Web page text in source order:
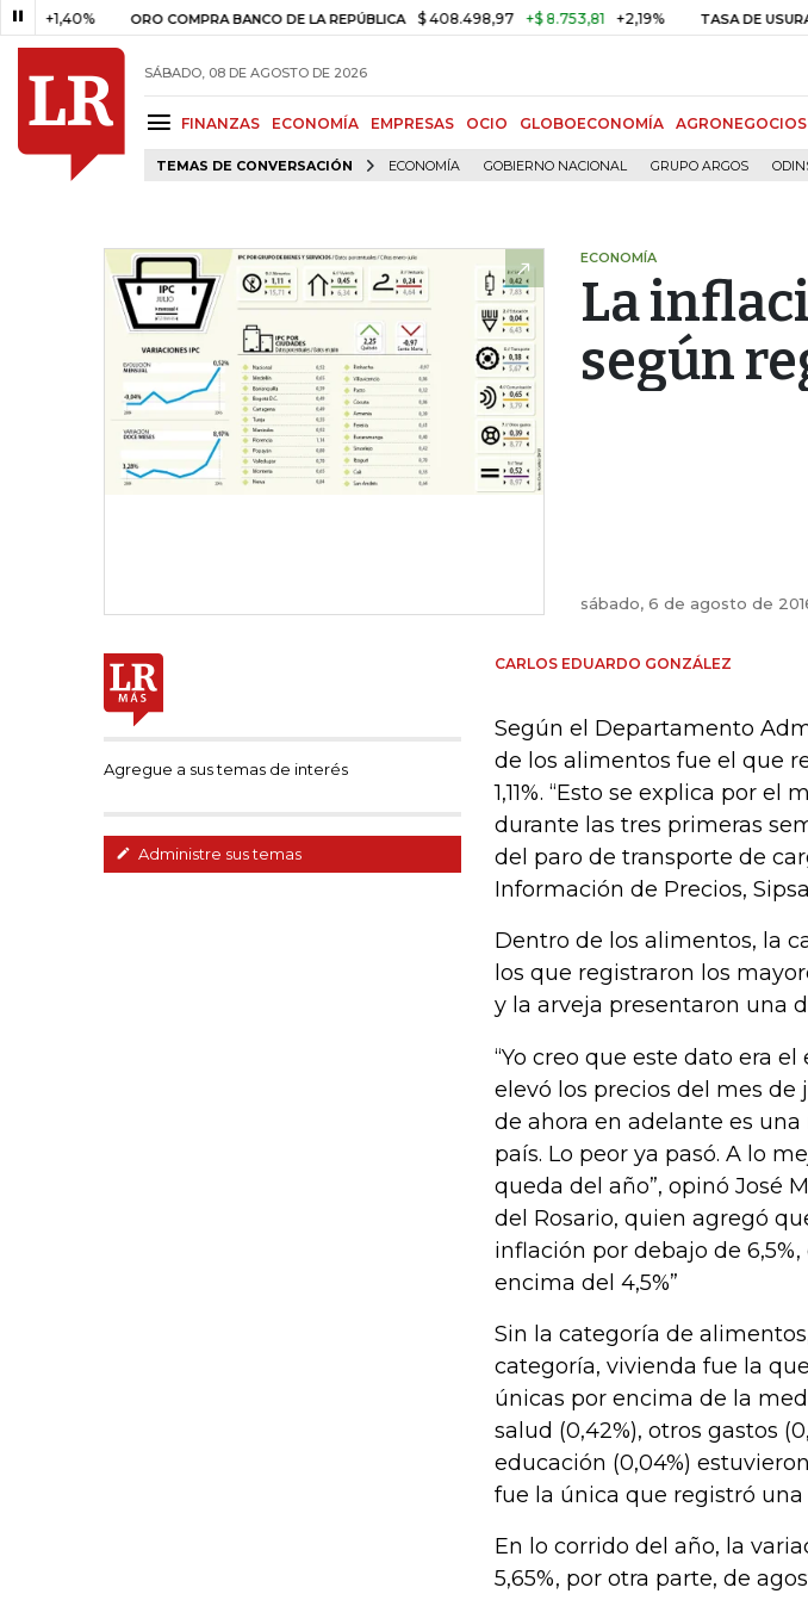
ORO COMPRA BANCO DE LA REPÚBLICA $ 408.498,97 +$ 8.753,81 +2,19% TASA DE USURA
SÁBADO, 08 DE AGOSTO DE 2026
FINANZAS ECONOMÍA EMPRESAS OCIO GLOBOECONOMÍA AGRONEGOCIOS
TEMAS DE CONVERSACIÓN ECONOMÍA GOBIERNO NACIONAL GRUPO ARGOS
ECONOMÍA
La
según
sábado, 6 de agosto de
Agregue a sus temas de interés
Administre sus temas
CARLOS EDUARDO GONZÁLEZ
Según el Departamento
de los alimentos fue el que
1,11%. “Esto se explica por
durante las tres primeras
del paro de transporte de
Información de Precios,
Dentro de los alimentos, la
los que registraron los
y la arveja presentaron una
“Yo creo que este dato era
elevó los precios del mes
de ahora en adelante es
país. Lo peor ya pasó. A lo
queda del año”, opinó José
del Rosario, quien agregó
inflación por debajo de
encima del 4,5%”
Sin la categoría de
categoría, vivienda fue la
únicas por encima de la
salud (0,42%), otros gastos
educación (0,04%)
fue la única que registró una
En lo corrido del año, la
5,65%, por otra parte, de